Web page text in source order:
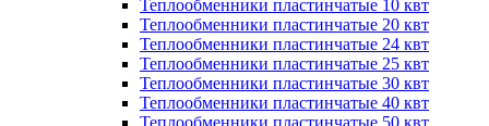
Теплообменники пластинчатые 10 квт
Теплообменники пластинчатые 20 квт
Теплообменники пластинчатые 24 квт
Теплообменники пластинчатые 25 квт
Теплообменники пластинчатые 30 квт
Теплообменники пластинчатые 40 квт
Теплообменники пластинчатые 50 квт